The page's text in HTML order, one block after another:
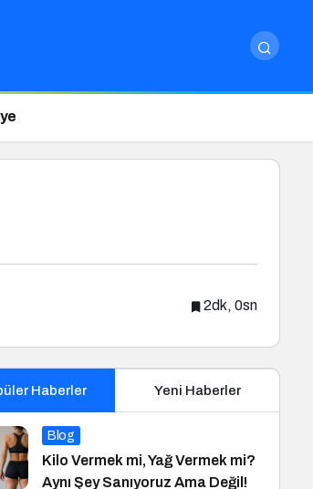
2dk, 0sn
Haberler Yeni Haberler
Blog
Kilo Vermek mi, Yağ Vermek mi?
Aynı Şey Sanıyoruz Ama Değil!